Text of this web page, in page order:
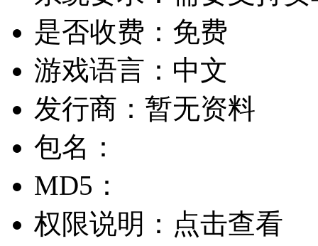
是否收费： 免费
游戏语言： 中文
发行商： 暂无资料
包名：
MD5：
权限说明： 点击查看